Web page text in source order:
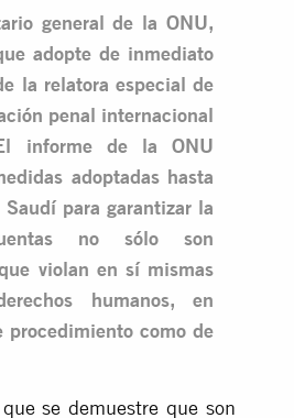
general de la ONU,
adopte de inmediato
la relatora especial de
penal internacional
informe de la ONU
adoptadas hasta
para garantizar la
no sólo son
violan en sí mismas
humanos, en
procedimiento como de
se demuestre que son